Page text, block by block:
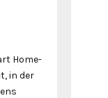
Home-
in der